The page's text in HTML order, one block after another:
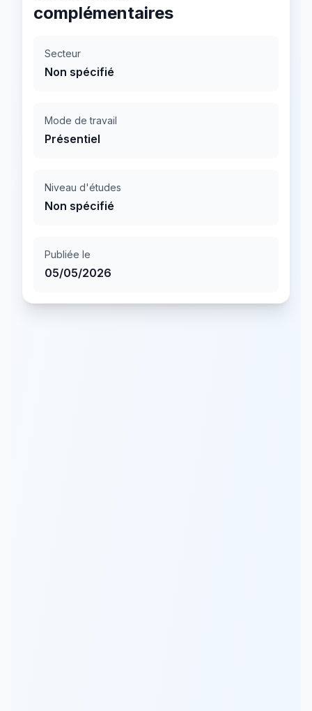
complémentaires
Secteur
Non spécifié
Mode de travail
Présentiel
Niveau d'études
Non spécifié
Publiée le
05/05/2026